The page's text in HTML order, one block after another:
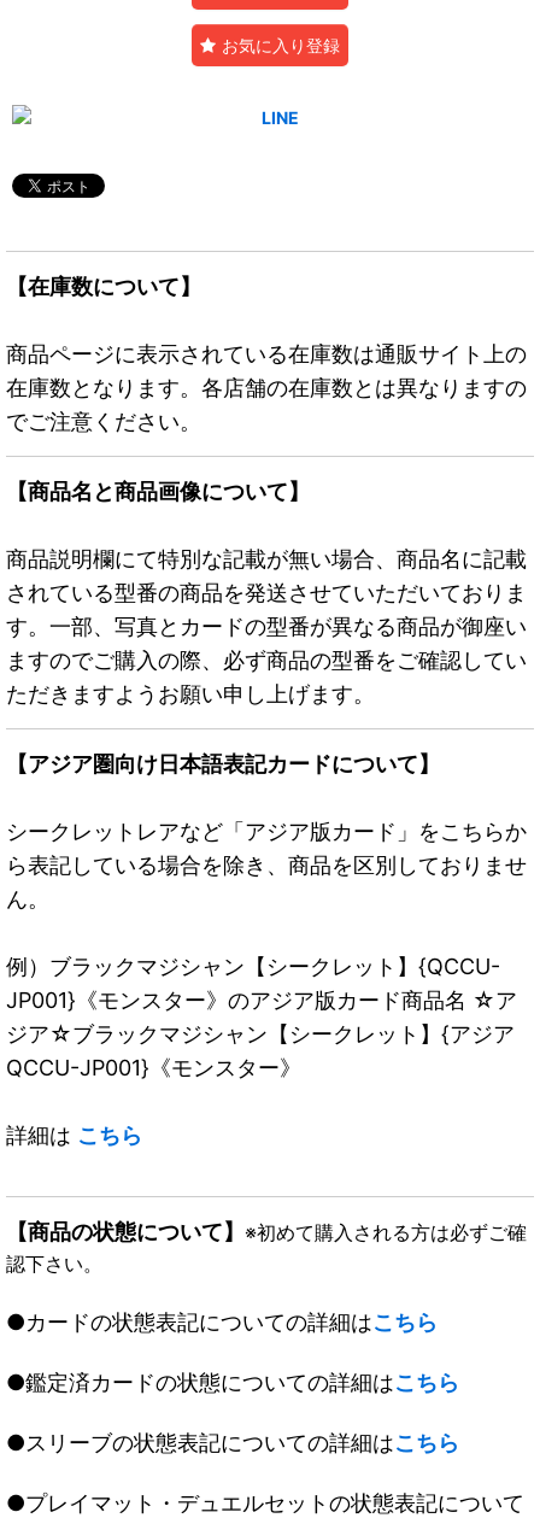
お気に入り登録
【在庫数について】
商品ページに表示されている在庫数は通販サイト上の
在庫数となります。各店舗の在庫数とは異なりますの
でご注意ください。
【商品名と商品画像について】
商品説明欄にて特別な記載が無い場合、商品名に記載
されている型番の商品を発送させていただいておりま
す。一部、写真とカードの型番が異なる商品が御座い
ますのでご購入の際、必ず商品の型番をご確認してい
ただきますようお願い申し上げます。
【アジア圏向け日本語表記カードについて】
シークレットレアなど「アジア版カード」をこちらか
ら表記している場合を除き、商品を区別しておりませ
ん。
例）ブラックマジシャン【シークレット】{QCCU-
JP001}《モンスター》のアジア版カード商品名 ☆ア
ジア☆ブラックマジシャン【シークレット】{アジア
QCCU-JP001}《モンスター》
詳細は こちら
【商品の状態について】 ※初めて購入される方は必ずご確
認下さい。
●カードの状態表記についての詳細はこちら
●鑑定済カードの状態についての詳細はこちら
●スリーブの状態表記についての詳細はこちら
●プレイマット・デュエルセットの状態表記について